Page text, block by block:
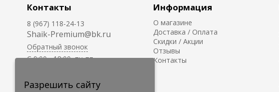
Контакты
8 (967) 118-24-13
Shaik-Premium@bk.ru
Обратный звонок
C 9:00 - 18:00, пн-пт
круглосуточно.
Информация
О магазине
Доставка / Оплата
Скидки / Акции
Отзывы
Контакты
Разрешить сайту